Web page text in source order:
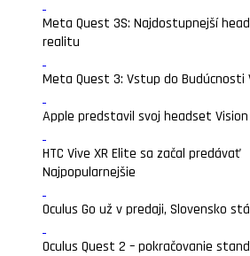
Meta Quest 3S: Najdostupnejší
realitu
Meta Quest 3: Vstup do Budúcnosti
Apple predstavil svoj headset Vision
HTC Vive XR Elite sa začal predávať
Najpopularnejšie
Oculus Go už v predaji, Slovensko
Oculus Quest 2 – pokračovanie